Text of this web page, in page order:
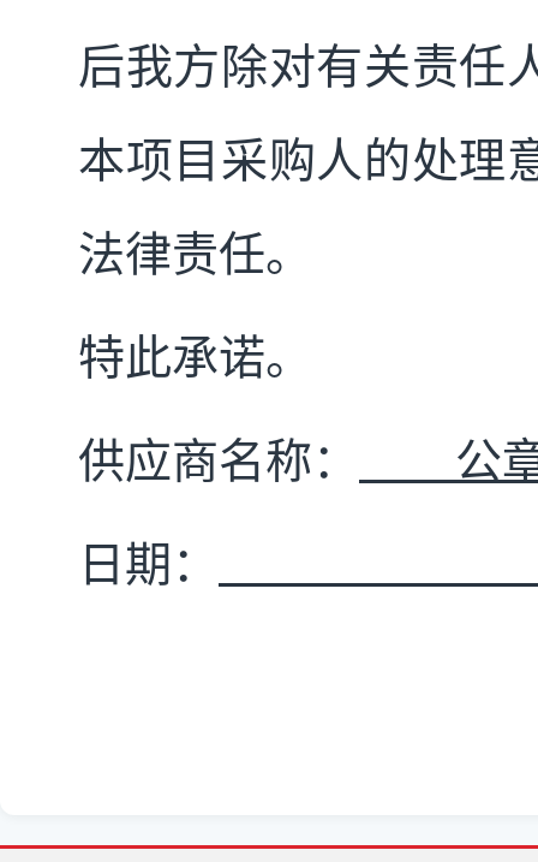
后我方除对有关责任
本项目采购人的处理
法律责任。
特此承诺。
供应商名称：
公
日期：